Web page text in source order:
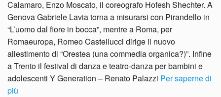
Calamaro, Enzo Moscato, il coreografo Hofesh Shechter. A
Genova Gabriele Lavia torna a misurarsi con Pirandello in
“L’uomo dal fiore in bocca”, mentre a Roma, per
Romaeuropa, Romeo Castellucci dirige il nuovo
allestimento di “Orestea (una commedia organica?)”. Infine
a Trento il festival di danza e teatro-danza per bambini e
adolescenti Y Generation – Renato Palazzi Per saperne di
più